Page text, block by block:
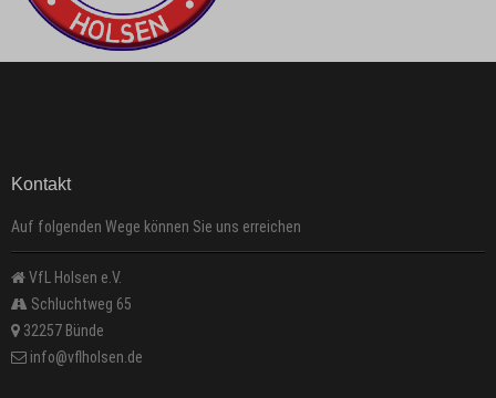
Kontakt
Auf folgenden Wege können Sie uns erreichen
VfL Holsen e.V.
Schluchtweg 65
32257 Bünde
info@vflholsen.de